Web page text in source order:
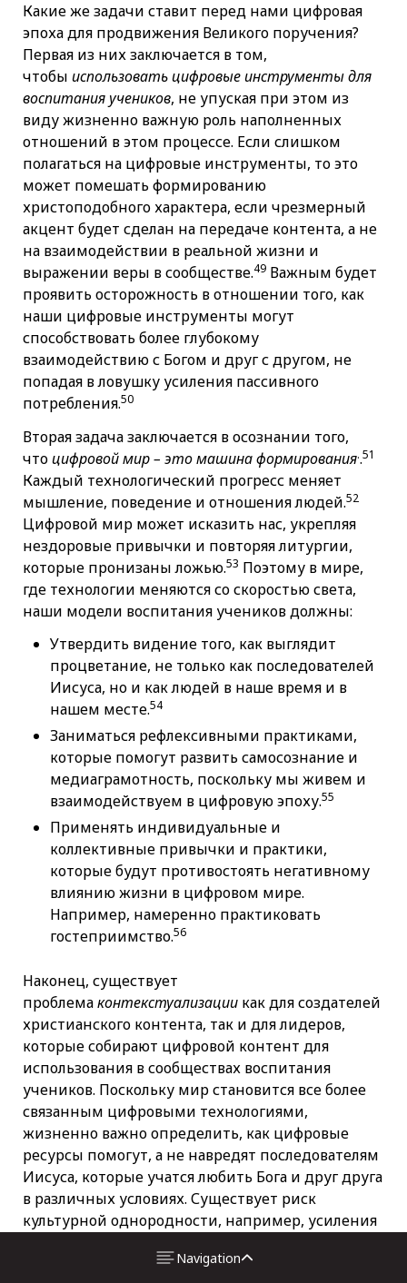
Какие же задачи ставит перед нами цифровая
эпоха для продвижения Великого поручения?
Первая из них заключается в том,
чтобы использовать цифровые инструменты для
воспитания учеников, не упуская при этом из
виду жизненно важную роль наполненных
отношений в этом процессе. Если слишком
полагаться на цифровые инструменты, то это
может помешать формированию
христоподобного характера, если чрезмерный
акцент будет сделан на передаче контента, а не
на взаимодействии в реальной жизни и
выражении веры в сообществе.49 Важным будет
проявить осторожность в отношении того, как
наши цифровые инструменты могут
способствовать более глубокому
взаимодействию с Богом и друг с другом, не
попадая в ловушку усиления пассивного
потребления.50
Вторая задача заключается в осознании того,
чтоцифровой мир – это машина формирования..51
Каждый технологический прогресс меняет
мышление, поведение и отношения людей.52
Цифровой мир может исказить нас, укрепляя
нездоровые привычки и повторяя литургии,
которые пронизаны ложью.53 Поэтому в мире,
где технологии меняются со скоростью света,
наши модели воспитания учеников должны:
Утвердить видение того, как выглядит
процветание, не только как последователей
Иисуса, но и как людей в наше время и в
нашем месте.54
Заниматься рефлексивными практиками,
которые помогут развить самосознание и
медиаграмотность, поскольку мы живем и
взаимодействуем в цифровую эпоху.55
Применять индивидуальные и
коллективные привычки и практики,
которые будут противостоять негативному
влиянию жизни в цифровом мире.
Например, намеренно практиковать
гостеприимство.56
Наконец, существует
проблемаконтекстуализации как для создателей
христианского контента, так и для лидеров,
которые собирают цифровой контент для
использования в сообществах воспитания
учеников. Поскольку мир становится все более
связанным цифровыми технологиями,
жизненно важно определить, как цифровые
ресурсы помогут, а не навредят последователям
Иисуса, которые учатся любить Бога и друг друга
в различных условиях. Существует риск
культурной однородности, например, усиления
нашло свое полное выражение в местном
Navigation